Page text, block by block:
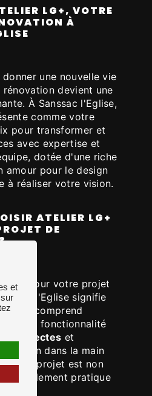
LG+, VOTRE
À
une nouvelle vie
devient une
À Sanssac l'Eglise,
comme votre
pour transformer et
avec expertise et
dotée d'une riche
amour pour le design
à réaliser votre vision.
ATELIER LG+
DE
pour votre projet
l'Eglise signifie
qui comprend
fonctionnalité
architectes et
main dans la main
projet est non
également pratique
et